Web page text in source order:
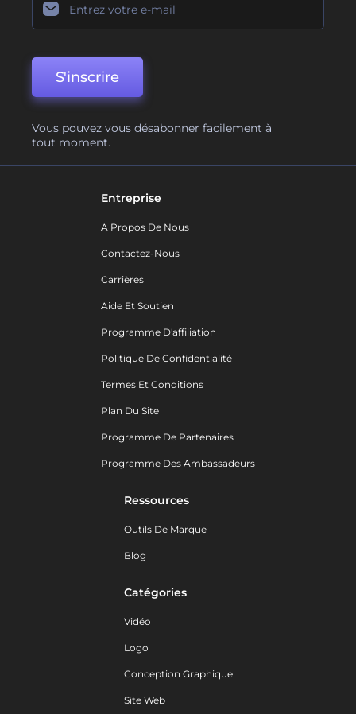
S'inscrire
Vous pouvez vous désabonner facilement à
tout moment.
Entreprise
A Propos De Nous
Contactez-Nous
Carrières
Aide Et Soutien
Programme D'affiliation
Politique De Confidentialité
Termes Et Conditions
Plan Du Site
Programme De Partenaires
Programme Des Ambassadeurs
Ressources
Outils De Marque
Blog
Catégories
Vidéo
Logo
Conception Graphique
Site Web